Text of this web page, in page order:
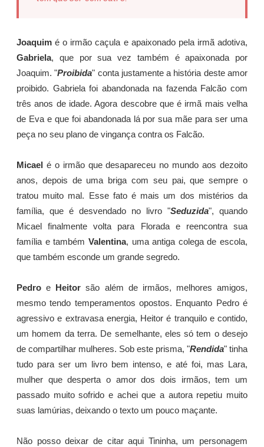
Joaquimé o irmão caçula e apaixonado pela irmã adotiva,
Gabriela, que por sua vez também é apaixonada por
Joaquim. "Proibida" conta justamente a história deste amor
proibido. Gabriela foi abandonada na fazenda Falcão com
três anos de idade. Agora descobre que é irmã mais velha
de Eva e que foi abandonada lá por sua mãe para ser uma
peça no seu plano de vingança contra os Falcão.
Micael é o irmão que desapareceu no mundo aos dezoito
anos, depois de uma briga com seu pai, que sempre o
tratou muito mal. Esse fato é mais um dos mistérios da
família, que é desvendado no livro "Seduzida", quando
Micael finalmente volta para Florada e reencontra sua
família e também Valentina, uma antiga colega de escola,
que também esconde um grande segredo.
Pedroe Heitorsão além de irmãos, melhores amigos,
mesmo tendo temperamentos opostos. Enquanto Pedro é
agressivo e extravasa energia, Heitor é tranquilo e contido,
um homem da terra. De semelhante, eles só tem o desejo
de compartilhar mulheres. Sob este prisma, "Rendida" tinha
tudo para ser um livro bem intenso, e até foi, mas Lara,
mulher que desperta o amor dos dois irmãos, tem um
passado muito sofrido e achei que a autora repetiu muito
suas lamúrias, deixando o texto um pouco maçante.
Não posso deixar de citar aqui Tininha, um personagem